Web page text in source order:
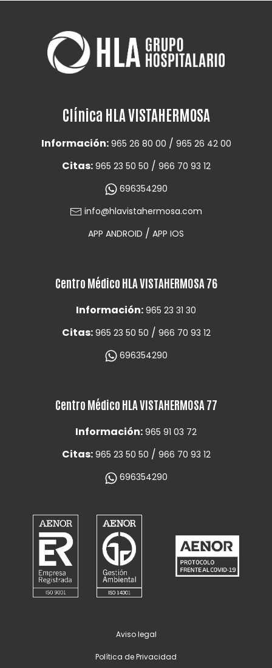
Clínica HLA VISTAHERMOSA
Información: 965 26 80 00 / 965 26 42 00
Citas: 965 23 50 50 / 966 70 93 12
696354290
info@hlavistahermosa.com
APP ANDROID / APP IOS
Centro Médico HLA VISTAHERMOSA 76
Información: 965 23 31 30
Citas: 965 23 50 50 / 966 70 93 12
696354290
Centro Médico HLA VISTAHERMOSA 77
Información: 965 91 03 72
Citas: 965 23 50 50 / 966 70 93 12
696354290
Aviso legal
Política de Privacidad